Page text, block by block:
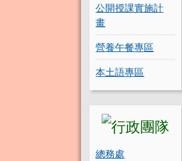
公開授課實施計
畫
營養午餐專區
本土語專區
總務處